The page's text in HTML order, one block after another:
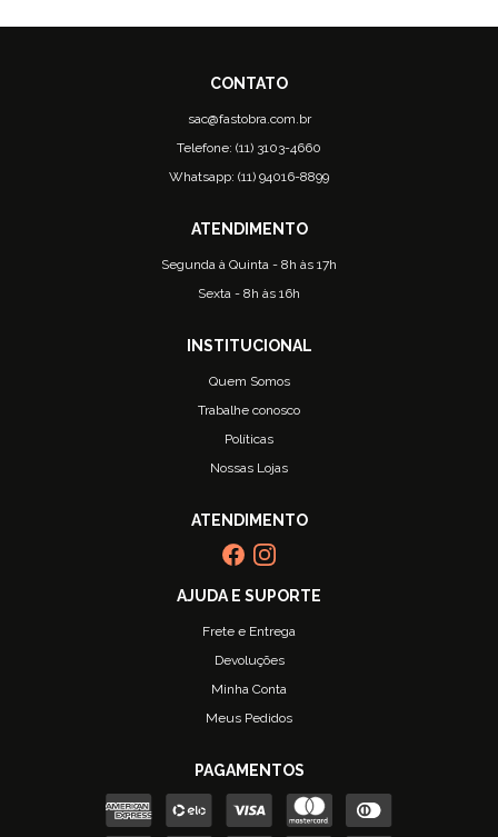
sac@fastobra.com.br
Telefone: (11) 3103-4660
Whatsapp: (11) 94016-8899
Segunda à Quinta - 8h às 17h
Sexta - 8h às 16h
Quem Somos
Trabalhe conosco
Políticas
Nossas Lojas
Frete e Entrega
Devoluções
Minha Conta
Meus Pedidos